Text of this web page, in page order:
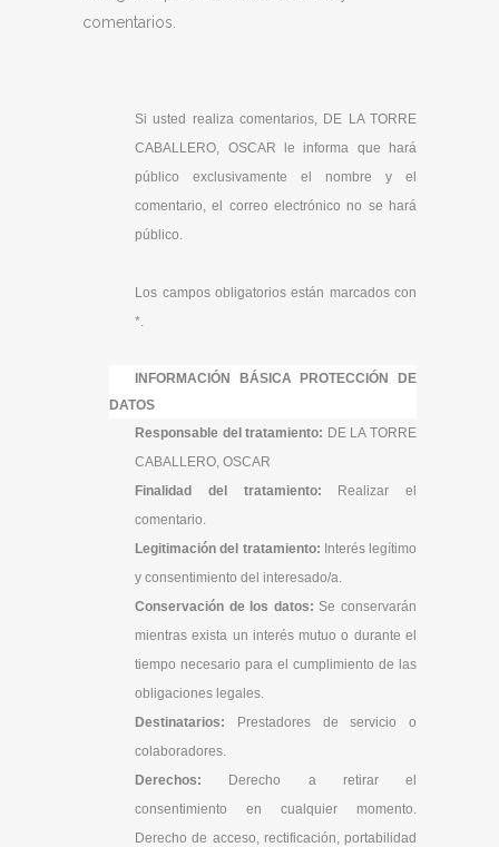
comentarios.
Si usted realiza comentarios, DE LA TORRE
CABALLERO, OSCAR le informa que hará
público exclusivamente el nombre y el
comentario, el correo electrónico no se hará
público.
Los campos obligatorios están marcados con
*.
INFORMACIÓN BÁSICA PROTECCIÓN DE
DATOS
Responsable del tratamiento: DE LA TORRE
CABALLERO, OSCAR
Finalidad del tratamiento: Realizar el
comentario.
Legitimación del tratamiento: Interés legítimo
y consentimiento del interesado/a.
Conservación de los datos: Se conservarán
mientras exista un interés mutuo o durante el
tiempo necesario para el cumplimiento de las
obligaciones legales.
Destinatarios: Prestadores de servicio o
colaboradores.
Derechos: Derecho a retirar el
consentimiento en cualquier momento.
Derecho de acceso, rectificación, portabilidad